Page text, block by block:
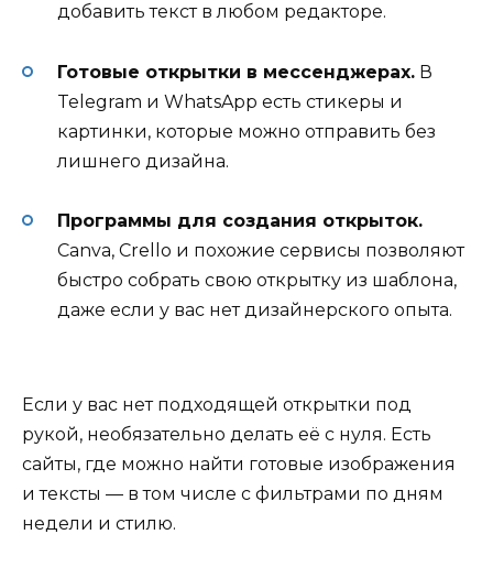
добавить текст в любом редакторе.
Готовые открытки в мессенджерах. В
Telegram и WhatsApp есть стикеры и
картинки, которые можно отправить без
лишнего дизайна.
Программы для создания открыток.
Canva, Crello и похожие сервисы позволяют
быстро собрать свою открытку из шаблона,
даже если у вас нет дизайнерского опыта.
Если у вас нет подходящей открытки под
рукой, необязательно делать её с нуля. Есть
сайты, где можно найти готовые изображения
и тексты — в том числе с фильтрами по дням
недели и стилю.